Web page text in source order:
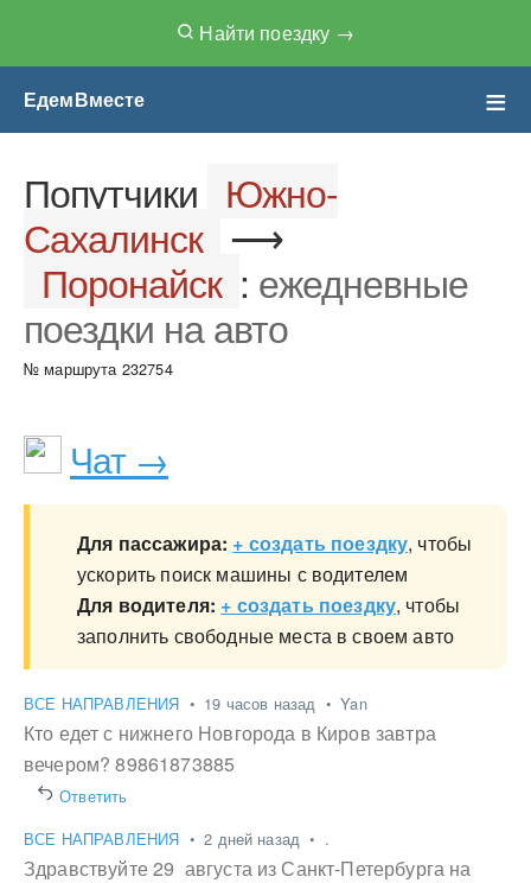
Найти поездку →
ЕдемВместе
Попутчики Южно-
Сахалинск ⟶
Поронайск : ежедневные
поездки на авто
№ маршрута 232754
Чат →
Для пассажира: + создать поездку, чтобы
ускорить поиск машины с водителем
Для водителя: + создать поездку, чтобы
заполнить свободные места в своем авто
ВСЕ НАПРАВЛЕНИЯ • 19 часов назад • Yan
Кто едет с нижнего Новгорода в Киров завтра
вечером? 89861873885
Ответить
ВСЕ НАПРАВЛЕНИЯ • 2 дней назад • .
Здравствуйте 29 августа из Санкт-Петербурга на